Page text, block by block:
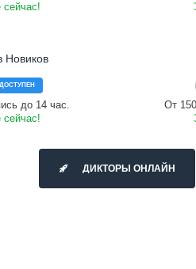
сейчас!
Новиков
до 14 час.
сейчас!
От
ДИКТОРЫ ОНЛАЙН